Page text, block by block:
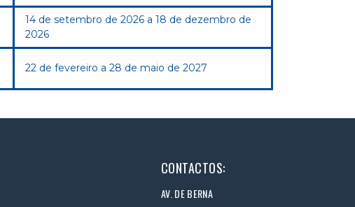
14 de setembro de 2026 a 18 de dezembro de
2026
22 de fevereiro a 28 de maio de 2027
CONTACTOS:
AV. DE BERNA